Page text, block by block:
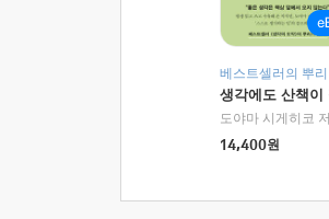
베스트셀러의 뿌리
생각에도 산책이
도야마 시게히코
14,400원